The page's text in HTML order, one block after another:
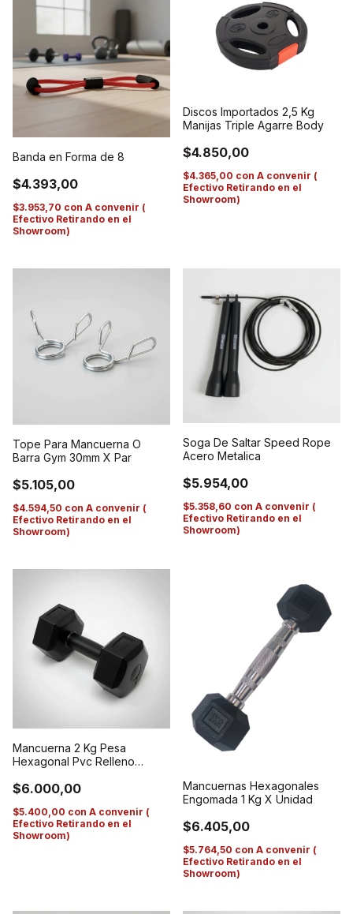
Banda en Forma de 8
$4.393,00
$3.953,70 con A convenir (
Efectivo Retirando en el
Showroom)
Discos Importados 2,5 Kg
Manijas Triple Agarre Body
$4.850,00
$4.365,00 con A convenir (
Efectivo Retirando en el
Showroom)
Tope Para Mancuerna O
Barra Gym 30mm X Par
$5.105,00
$4.594,50 con A convenir (
Efectivo Retirando en el
Showroom)
Soga De Saltar Speed Rope
Acero Metalica
$5.954,00
$5.358,60 con A convenir (
Efectivo Retirando en el
Showroom)
Mancuerna 2 Kg Pesa
Hexagonal Pvc Relleno
$6.000,00
$5.400,00 con A convenir (
Efectivo Retirando en el
Showroom)
Mancuernas Hexagonales
Engomada 1 Kg X Unidad
$6.405,00
$5.764,50 con A convenir (
Efectivo Retirando en el
Showroom)